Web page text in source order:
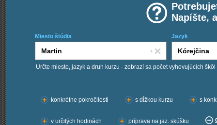
Napíšte,
Miesto štúdia Jazyk
Určte miesto, jazyk a druh kurzu - zobrazí sa počet vyhovujúcich škôl
konkrétne pokročilosti
s dĺžkou kurzu s
v určitých hodinách príprava na jaz. skúšku